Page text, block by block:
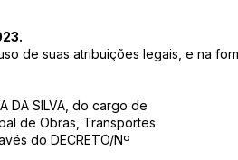
uso de suas atribuições legais, e na
DA SILVA, do cargo de
de Obras, Transportes
do DECRETO/Nº